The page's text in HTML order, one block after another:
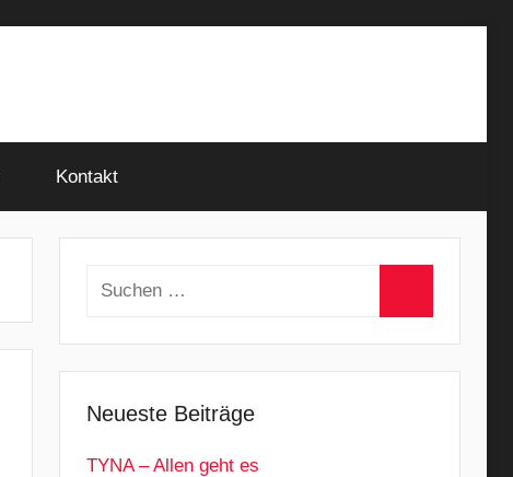
Kontakt
Suchen
Neueste Beiträge
TYNA – Allen geht es